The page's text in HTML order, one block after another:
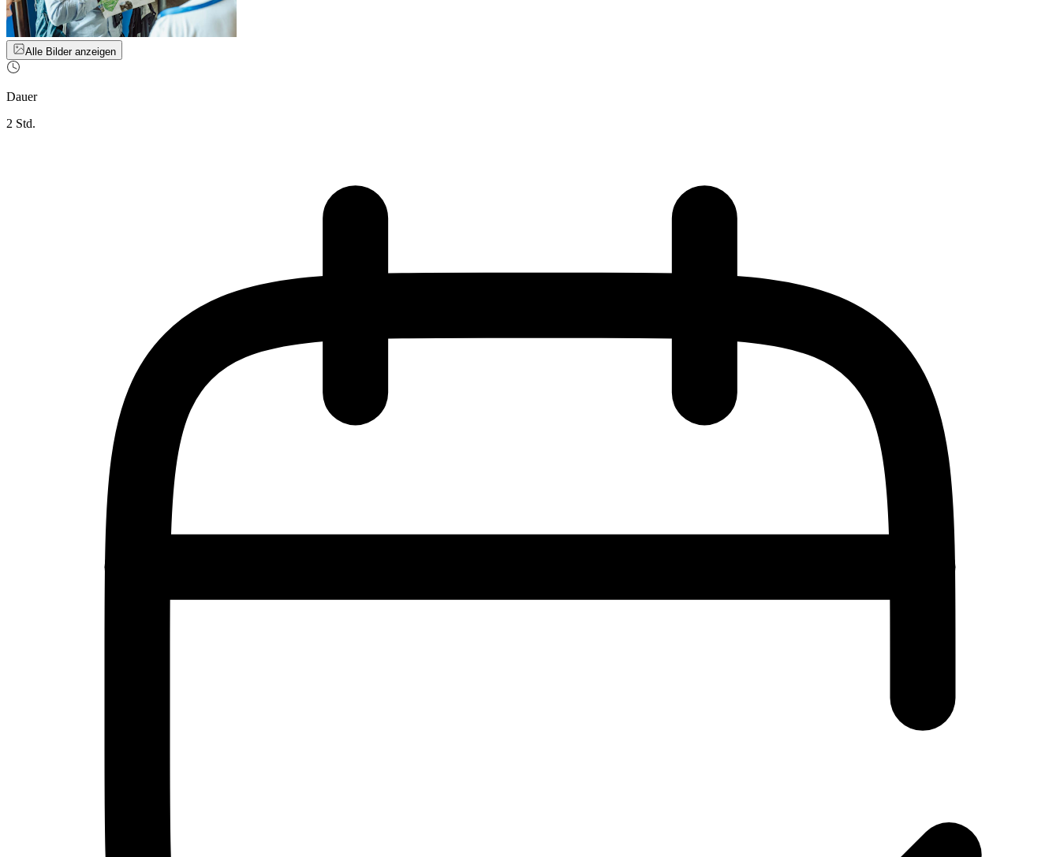
Alle Bilder anzeigen
Dauer
2 Std.